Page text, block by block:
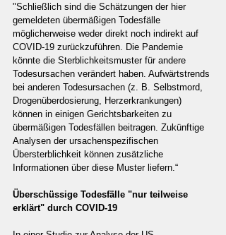
"Schließlich sind die Schätzungen der hier
gemeldeten übermäßigen Todesfälle
möglicherweise weder direkt noch indirekt auf
COVID-19 zurückzuführen. Die Pandemie
könnte die Sterblichkeitsmuster für andere
Todesursachen verändert haben. Aufwärtstrends
bei anderen Todesursachen (z. B. Selbstmord,
Drogenüberdosierung, Herzerkrankungen)
können in einigen Gerichtsbarkeiten zu
übermäßigen Todesfällen beitragen. Zukünftige
Analysen der ursachenspezifischen
Übersterblichkeit können zusätzliche
Informationen über diese Muster liefern.“
Überschüssige Todesfälle "nur teilweise
erklärt" durch COVID-19